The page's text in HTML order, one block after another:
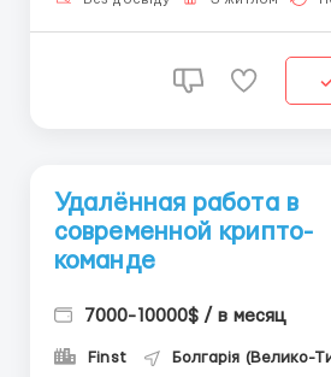
Удалённая работа в
современной крипто-
команде
7000-10000$ / в месяц
Finst Болгарія (Велико-